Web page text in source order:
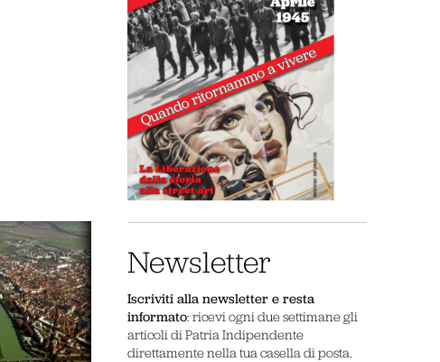
Newsletter
Iscriviti alla newsletter e resta
informato: ricevi ogni due settimane gli
articoli di Patria Indipendente
direttamente nella tua casella di posta.